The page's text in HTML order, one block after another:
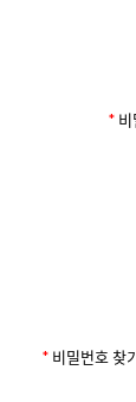
비스 제공 및
불법적이거나
4. 알림 서비스
알림 수신 여
회원은 다음
불법적이거나
사이트의 정
6. 부적절한 콘
다른 이용자에
텐츠를 게시하
*
* 비밀번호 찾